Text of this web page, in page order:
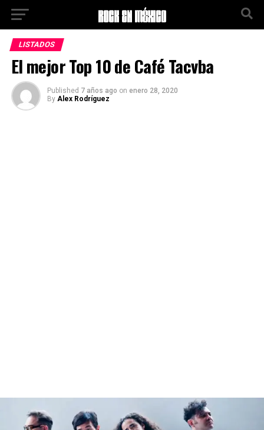
LISTADOS
El mejor Top 10 de Café Tacvba
Published 7 años ago on enero 28, 2020
By Alex Rodríguez
Ir a la versión móvil